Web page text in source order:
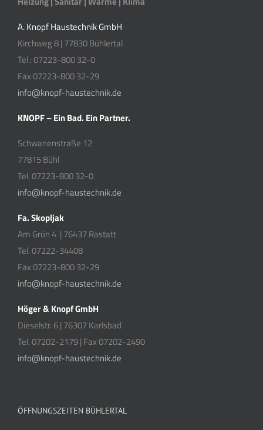
A. Knopf Haustechnik GmbH
Kirchweg 8 | 77830 Bühlertal
Tel.: 07223-800 32-0
Fax 07223-800 32-29
info@knopf-haustechnik.de
KNOPF – Ein Bad. Ein Partner.
Schwanenstraße 12
77815 Bühl
Tel. 07223-800 32-0
info@knopf-haustechnik.de
Fa. Skopljak
Am Grün 4 | 76437 Rastatt
Tel. 07222-34408
Fax 07223-800 32-29
info@knopf-haustechnik.de
Höger & Knopf GmbH
Dieselstr. 6 | 76307 Karlsbad
Tel. 07202-2179 | Fax 07202-2490
info@knopf-haustechnik.de
ÖFFNUNGSZEITEN BÜHLERTAL